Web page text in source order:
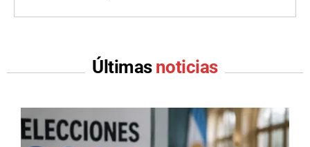
Últimas noticias